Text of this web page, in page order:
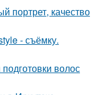
портрет, качество
- съёмку.
волос